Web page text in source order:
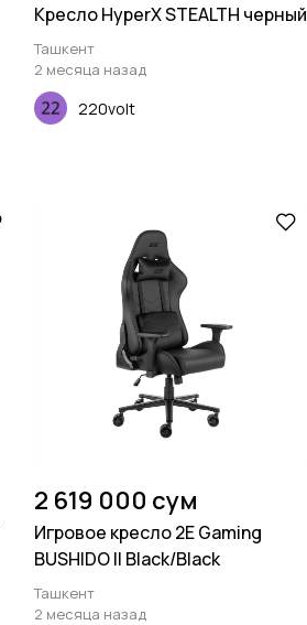
Кресло HyperX STEALTH черный
Ташкент
2 месяца назад
220volt
2 619 000 сум
Игровое кресло 2E Gaming
BUSHIDO II Black/Black
Ташкент
2 месяца назад